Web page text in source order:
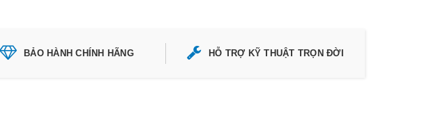
BẢO HÀNH CHÍNH HÃNG HỖ TRỢ KỸ THUẬT TRỌN ĐỜI